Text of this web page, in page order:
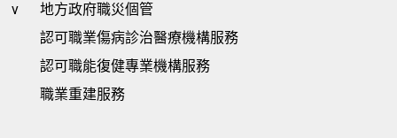
v
地方政府職災個管
認可職業傷病診治醫療機構服務
認可職能復健專業機構服務
職業重建服務